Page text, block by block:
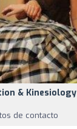
& Kinesiology
de contacto